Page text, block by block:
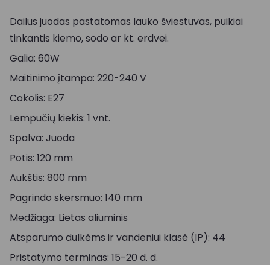
Dailus juodas pastatomas lauko šviestuvas, puikiai
tinkantis kiemo, sodo ar kt. erdvei.
Galia: 60W
Maitinimo įtampa: 220-240 V
Cokolis: E27
Lempučių kiekis: 1 vnt.
Spalva: Juoda
Potis: 120 mm
Aukštis: 800 mm
Pagrindo skersmuo: 140 mm
Medžiaga: Lietas aliuminis
Atsparumo dulkėms ir vandeniui klasė (IP): 44
Pristatymo terminas: 15-20 d. d.